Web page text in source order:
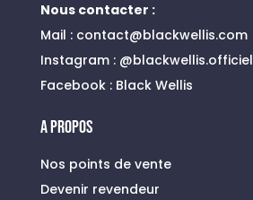
Nous contacter :
Mail : contact@blackwellis.com
Instagram :@blackwellis.officiel
Facebook : Black Wellis
A PROPOS
Nos points de vente
Devenir revendeur